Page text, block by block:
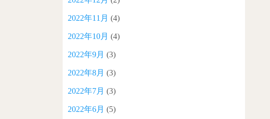
2022年11月 (4)
2022年10月 (4)
2022年9月 (3)
2022年8月 (3)
2022年7月 (3)
2022年6月 (5)